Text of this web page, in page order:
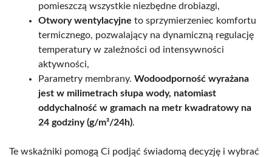
pomieszczą wszystkie niezbędne drobiazgi,
Otwory wentylacyjne to sprzymierzeniec komfortu
termicznego, pozwalający na dynamiczną regulację
temperatury w zależności od intensywności
aktywności,
Parametry membrany. Wodoodporność wyrażana
jest w milimetrach słupa wody, natomiast
oddychalność w gramach na metr kwadratowy na
24 godziny (g/m²/24h).
Te wskaźniki pomogą Ci podjąć świadomą decyzję i wybrać